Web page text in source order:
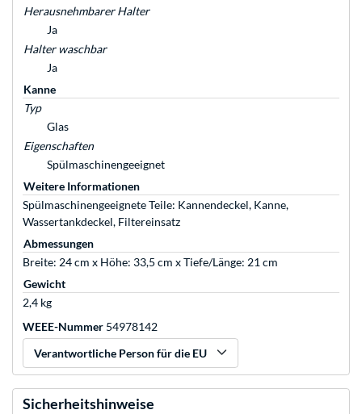
Herausnehmbarer Halter
Ja
Halter waschbar
Ja
Kanne
Typ
Glas
Eigenschaften
Spülmaschinengeeignet
Weitere Informationen
Spülmaschinengeeignete Teile: Kannendeckel, Kanne,
Wassertankdeckel, Filtereinsatz
Abmessungen
Breite: 24 cm x Höhe: 33,5 cm x Tiefe/Länge: 21 cm
Gewicht
2,4 kg
WEEE-Nummer 54978142
Verantwortliche Person für die EU
Sicherheitshinweise